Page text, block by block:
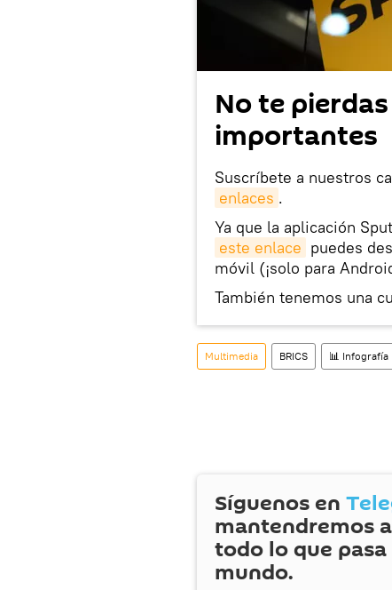
No te
importantes
Suscríbete a nuestros
enlaces .
Ya que la aplicación
este enlace puedes
móvil (¡solo para
También tenemos una
Multimedia BRICS 📊 Infografía
Síguenos en
mantendremos
todo lo que pasa
mundo.